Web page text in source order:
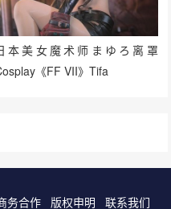
本美女魔术师まゆろ离罩
《FF VII》Tifa
务合作 版权申明 联系我们